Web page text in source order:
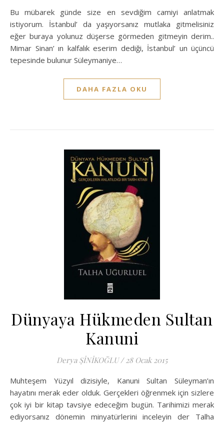
Bu mübarek günde size en sevdiğim camiyi anlatmak
istiyorum. İstanbul’ da yaşıyorsanız mutlaka gitmelisiniz
eğer buraya yolunuz düşerse görmeden gitmeyin derim..
Mimar Sinan’ ın kalfalık eserim dediği, İstanbul’ un üçüncü
tepesinde bulunur Süleymaniye…
DAHA FAZLA OKU
Dünyaya Hükmeden Sultan
Kanuni
Derya ŞİNİKOĞLU / 28 Ocak 2015
Muhteşem Yüzyıl dizisiyle, Kanuni Sultan Süleyman’ın
hayatını merak eder olduk. Gerçekleri öğrenmek için sizlere
çok iyi bir kitap tavsiye edeceğim bugün. Tarihimizi merak
ediyorsanız dönemin minyatürlerini inceleyin der Talha